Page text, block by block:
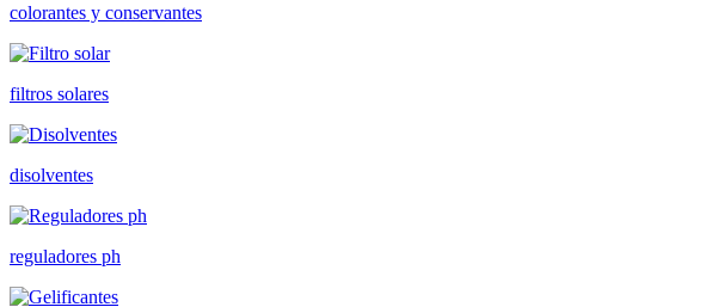
colorantes y conservantes
filtros solares
disolventes
reguladores ph